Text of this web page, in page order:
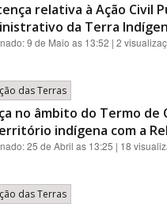
relativa à Ação Civil
da Terra
9 de Maio as 13:52 | 2
das Terras
no âmbito do Termo de
indígena com a
25 de Abril as 13:25 | 18
das Terras